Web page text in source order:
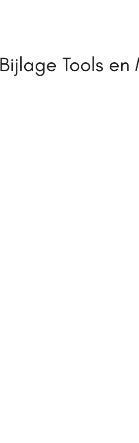
Bijlage Tools